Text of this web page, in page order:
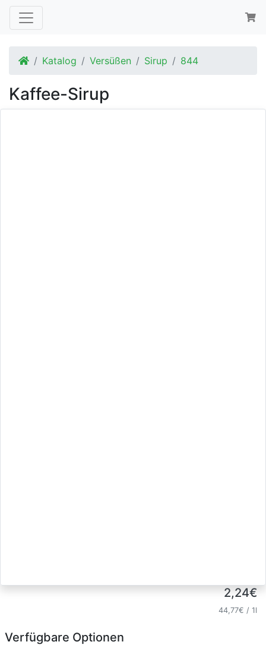
Startseite
Katalog Versüßen Sirup 844
Kaffee-Sirup
2,24€
44,77€ / 1l
Verfügbare Optionen